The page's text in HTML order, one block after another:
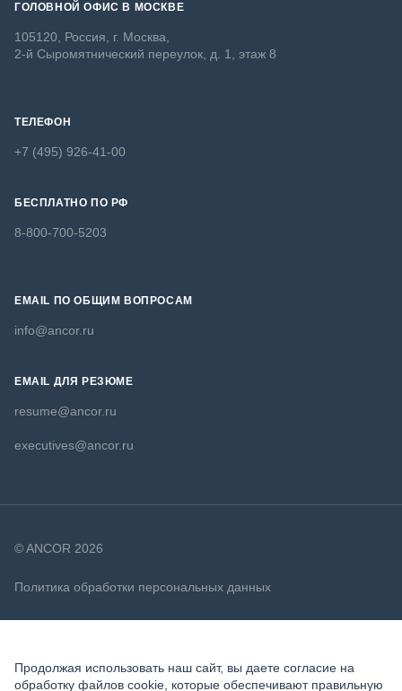
ГОЛОВНОЙ ОФИС В МОСКВЕ
105120, Россия, г. Москва,
2-й Сыромятнический переулок, д. 1, этаж 8
ТЕЛЕФОН
+7 (495) 926-41-00
БЕСПЛАТНО ПО РФ
8-800-700-5203
EMAIL ПО ОБЩИМ ВОПРОСАМ
info@ancor.ru
EMAIL ДЛЯ РЕЗЮМЕ
resume@ancor.ru
executives@ancor.ru
© ANCOR 2026
Политика обработки персональных данных
Продолжая использовать наш сайт, вы даете согласие на
обработку файлов cookie, которые обеспечивают правильную